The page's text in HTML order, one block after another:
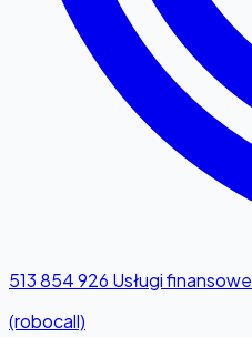
513 854 926 Usługi finansowe
(robocall)